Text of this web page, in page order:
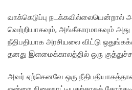
வாக்கெடுப்பு நடக்கவில்லையென்றால்
வெற்றியாகவும், அங்கீகாரமாகவும்
நீதிபதியாக அரசியலை விட்டு
தனது இளமைக்காலத்தில் ஒரு
அவர் ஏற்கெனவே ஒரு நீதிபதியாகத்தான்